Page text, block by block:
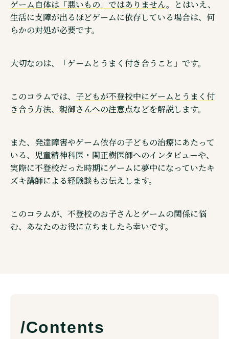
©株式会社キズキ. ALL rights reserved.
ゲーム自体は「悪いもの」ではありません。とはいえ、
生活に支障が出るほどゲームに依存している場合は、何
らかの対処が必要です。
大切なのは、「ゲームとうまく付き合うこと」です。
このコラムでは、 子どもが不登校中にゲームとうまく付
き合う方法、親御さんへの注意点などを解説します。
また、発達障害やゲーム依存の子どもの治療にあたって
いる、児童精神科医・関正樹医師へのインタビューや、
実際に不登校だった時期にゲームに夢中になっていたキ
ズキ講師による経験談もお伝えします。
このコラムが、不登校のお子さんとゲームの関係に悩
む、あなたのお役に立ちましたら幸いです。